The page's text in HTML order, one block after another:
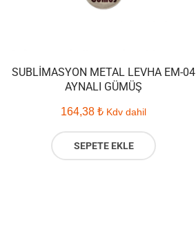
SUBLIMASYON METAL LEVHA EM-04
AYNALI GÜMÜŞ
164,38 ₺ Kdv dahil
SEPETE EKLE